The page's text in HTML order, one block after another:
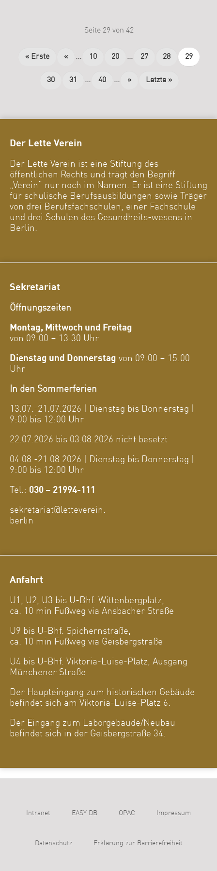
Seite 29 von 42
« Erste « ... 10 20 ... 27 28 29
30 31 ... 40 ... » Letzte »
Der Lette Verein
Der Lette Verein ist eine Stiftung des
öffentlichen Rechts und trägt den Begriff
„Verein“ nur noch im Namen. Er ist eine Stiftung
für schulische Berufsausbildungen sowie Träger
von drei Berufsfachschulen, einer Fachschule
und drei Schulen des Gesundheits-wesens in
Berlin.
Sekretariat
Öffnungszeiten
Montag, Mittwoch und Freitag
von 09:00 – 13:30 Uhr
Dienstag und Donnerstag von 09:00 – 15:00
Uhr
In den Sommerferien
13.07.-21.07.2026 | Dienstag bis Donnerstag |
9:00 bis 12:00 Uhr
22.07.2026 bis 03.08.2026 nicht besetzt
04.08.-21.08.2026 | Dienstag bis Donnerstag |
9:00 bis 12:00 Uhr
Tel.: 030 – 21994-111
sekretariat@letteverein.
berlin
Anfahrt
U1, U2, U3 bis U-Bhf. Wittenbergplatz,
ca. 10 min Fußweg via Ansbacher Straße
U9 bis U-Bhf. Spichernstraße,
ca. 10 min Fußweg via Geisbergstraße
U4 bis U-Bhf. Viktoria-Luise-Platz, Ausgang
Münchener Straße
Der Haupteingang zum historischen Gebäude
befindet sich am Viktoria-Luise-Platz 6.
Der Eingang zum Laborgebäude/Neubau
befindet sich in der Geisbergstraße 34.
Intranet EASY DB OPAC Impressum
Datenschutz Erklärung zur Barrierefreiheit